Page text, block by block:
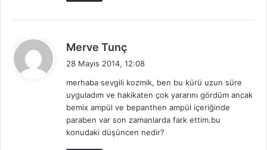
Merve Tunç
i
k
i
28 Mayıs 2014, 12:08
merhaba sevgili kozmik, ben bu kürü uzun süre
uyguladım ve hakikaten çok yararını gördüm ancak
bemix ampül ve bepanthen ampül içeriğinde
paraben var son zamanlarda fark ettim.bu
konudaki düşüncen nedir?